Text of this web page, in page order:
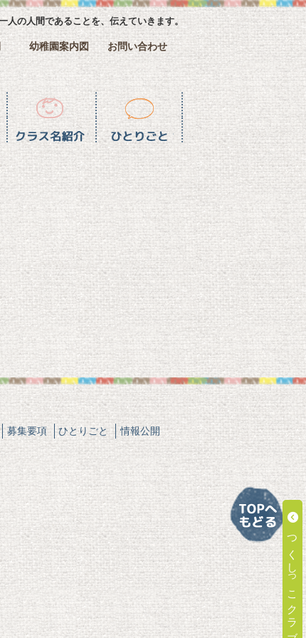
の人間であることを、伝えていきます。
幼稚園案内図 お問い合わせ
ひとりごと一覧
つくしっこクラブ
募集要項 ひとりごと
情報公開